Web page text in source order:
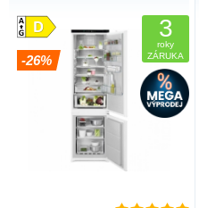
-26%
3
roky
ZÁRUKA